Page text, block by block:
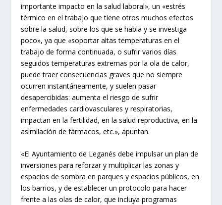
importante impacto en la salud laboral», un «estrés
térmico en el trabajo que tiene otros muchos efectos
sobre la salud, sobre los que se habla y se investiga
poco», ya que «soportar altas temperaturas en el
trabajo de forma continuada, o sufrir varios días
seguidos temperaturas extremas por la ola de calor,
puede traer consecuencias graves que no siempre
ocurren instantáneamente, y suelen pasar
desapercibidas: aumenta el riesgo de sufrir
enfermedades cardiovasculares y respiratorias,
impactan en la fertilidad, en la salud reproductiva, en la
asimilación de fármacos, etc.», apuntan.
«El Ayuntamiento de Leganés debe impulsar un plan de
inversiones para reforzar y multiplicar las zonas y
espacios de sombra en parques y espacios públicos, en
los barrios, y de establecer un protocolo para hacer
frente a las olas de calor, que incluya programas